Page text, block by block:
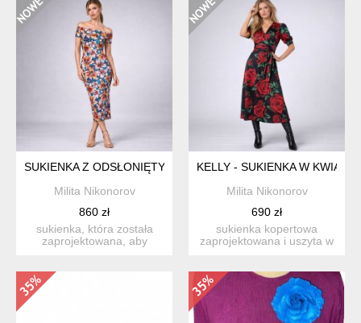
SUKIENKA Z ODSŁONIĘTYMI RAMIONAMI
Milita Nikonorov
860 zł
sukienka, która została
zaprojektowana, aby
KELLY - SUKIENKA W KWIATY
Milita Nikonorov
690 zł
sukienka kopertowa
zaprojektowana i uszyta w